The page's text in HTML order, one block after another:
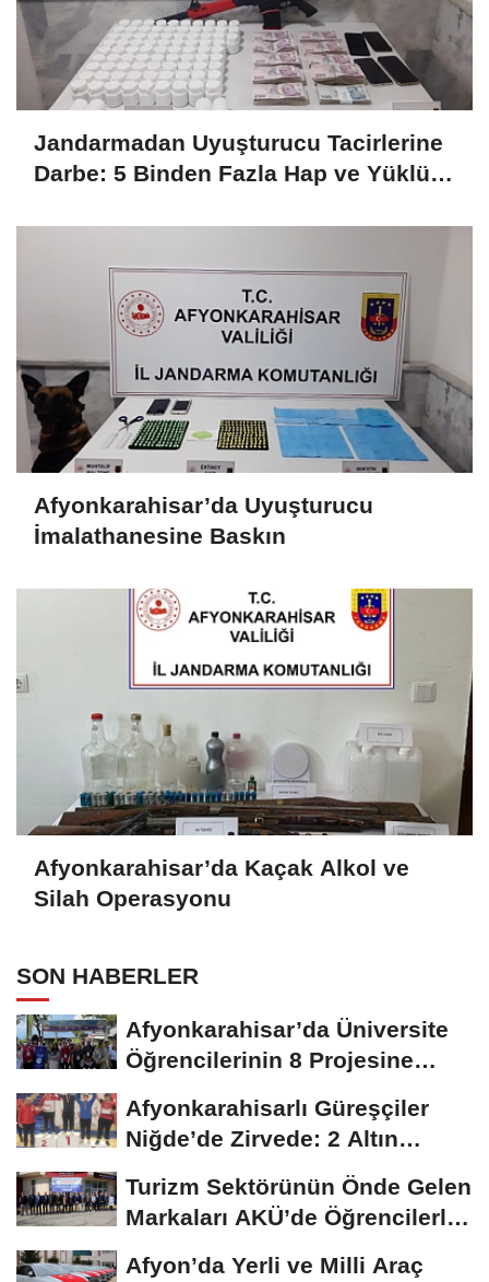
Jandarmadan Uyuşturucu Tacirlerine
Darbe: 5 Binden Fazla Hap ve Yüklü
Afyonkarahisar’da Uyuşturucu
İmalathanesine Baskın
Afyonkarahisar’da Kaçak Alkol ve
Silah Operasyonu
SON HABERLER
Afyonkarahisar’da Üniversite
Öğrencilerinin 8 Projesine
Afyonkarahisarlı Güreşçiler
Niğde’de Zirvede: 2 Altın
Turizm Sektörünün Önde Gelen
Markaları AKÜ’de Öğrencilerle
Afyon’da Yerli ve Milli Araç